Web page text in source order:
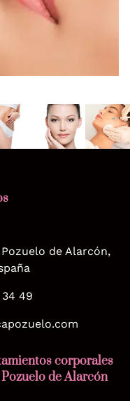
de Alarcón,
34 49
corporales
de Alarcón